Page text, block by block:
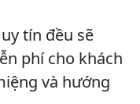
tín đều sẽ
phí cho khách
và hướng